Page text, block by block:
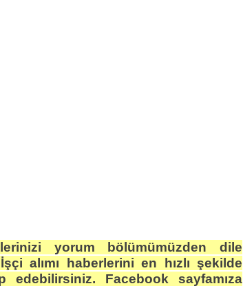
yorum bölümümüzden dile
alımı haberlerini en hızlı şekilde
Facebook sayfamıza